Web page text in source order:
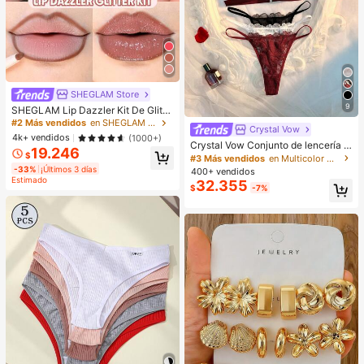
SHEGLAM Store
SHEGLAM Lip Dazzler Kit De Glitte
r Labial-Center Stage Lip Combo M
arca De Belleza CosméTica Maquill
aje Para Mujeres Y NiñAs
#2 Más vendidos
en SHEGLAM Maquillaje
4k+ vendidos
(1000+)
$19.246
-33% ¡Últimos 3 días
Estimado
9
Crystal Vow
Crystal Vow Conjunto de lencería s
exy de 6 piezas con encaje y patch
work con cierre delantero para muj
eres
#3 Más vendidos
en Multicolor Conjuntos de sujetador y braguita pa
400+ vendidos
$32.355 -7%